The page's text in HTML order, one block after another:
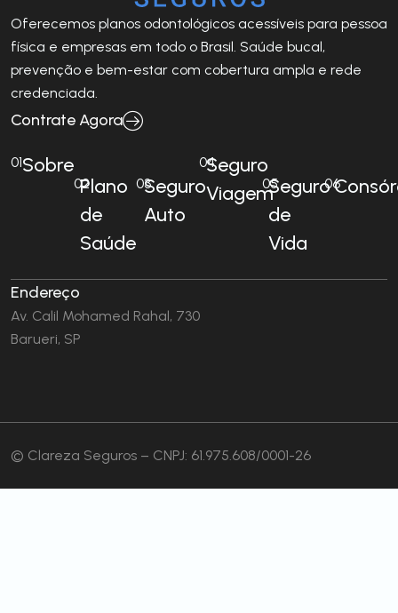
Oferecemos planos odontológicos acessíveis para pessoa
física e empresas em todo o Brasil. Saúde bucal,
prevenção e bem-estar com cobertura ampla e rede
credenciada.
Contrate Agora
01Sobre
02Plano
de
Saúde
03Seguro
Auto
04Seguro
Viagem
05Seguro
de
Vida
06
Endereço
Av. Calil Mohamed Rahal, 730
Barueri, SP
© Clareza Seguros – CNPJ: 61.975.608/0001-26